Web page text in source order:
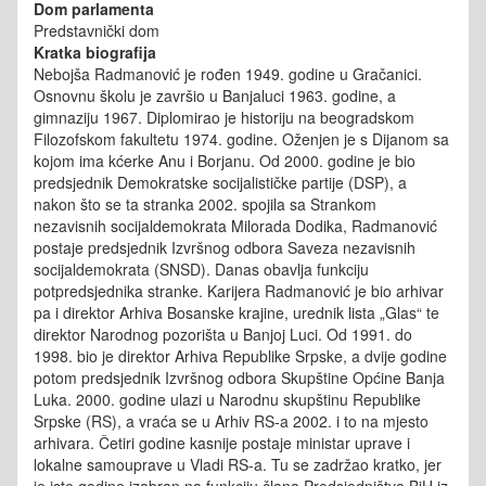
Dom parlamenta
Predstavnički dom
Kratka biografija
Nebojša Radmanović je rođen 1949. godine u Gračanici.
Osnovnu školu je završio u Banjaluci 1963. godine, a
gimnaziju 1967. Diplomirao je historiju na beogradskom
Filozofskom fakultetu 1974. godine. Oženjen je s Dijanom sa
kojom ima kćerke Anu i Borjanu. Od 2000. godine je bio
predsjednik Demokratske socijalističke partije (DSP), a
nakon što se ta stranka 2002. spojila sa Strankom
nezavisnih socijaldemokrata Milorada Dodika, Radmanović
postaje predsjednik Izvršnog odbora Saveza nezavisnih
socijaldemokrata (SNSD). Danas obavlja funkciju
potpredsjednika stranke. Karijera Radmanović je bio arhivar
pa i direktor Arhiva Bosanske krajine, urednik lista „Glas“ te
direktor Narodnog pozorišta u Banjoj Luci. Od 1991. do
1998. bio je direktor Arhiva Republike Srpske, a dvije godine
potom predsjednik Izvršnog odbora Skupštine Općine Banja
Luka. 2000. godine ulazi u Narodnu skupštinu Republike
Srpske (RS), a vraća se u Arhiv RS-a 2002. i to na mjesto
arhivara. Četiri godine kasnije postaje ministar uprave i
lokalne samouprave u Vladi RS-a. Tu se zadržao kratko, jer